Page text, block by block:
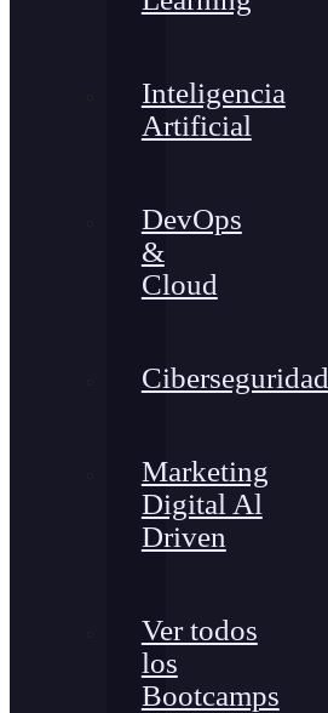
Inteligencia
Artificial
DevOps
&
Cloud
Ciberseguridad
Marketing
Digital Al
Driven
Ver todos
los
Bootcamps